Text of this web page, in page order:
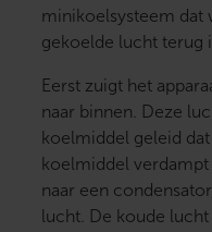
minikoelsysteem dat
gekoelde lucht terug
Eerst zuigt het
naar binnen. Deze
koelmiddel geleid
koelmiddel
naar een
lucht. De koude